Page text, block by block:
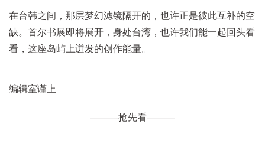
在台韩之间，那层梦幻滤镜隔开的，也许正是彼此互补的空
缺。首尔书展即将展开，身处台湾，也许我们能一起回头看
看，这座岛屿上迸发的创作能量。
编辑室谨上
———抢先看———